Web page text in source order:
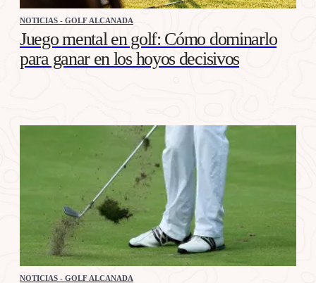
NOTICIAS - GOLF ALCANADA
Juego mental en golf: Cómo dominarlo
para ganar en los hoyos decisivos
NOTICIAS - GOLF ALCANADA